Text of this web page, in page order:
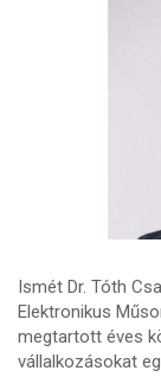
Ismét Dr. Tóth
Elektronikus
megtartott éves
vállalkozásokat